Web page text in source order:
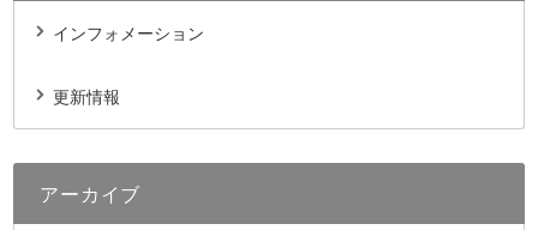
インフォメーション
更新情報
アーカイブ